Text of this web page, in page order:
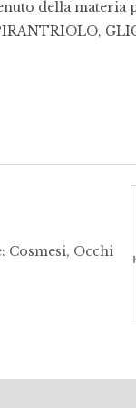
della materia
Cosmesi, Occhi